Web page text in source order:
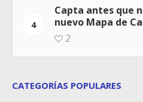
4
Capta antes que
nuevo Mapa de
2
CATEGORÍAS POPULARES